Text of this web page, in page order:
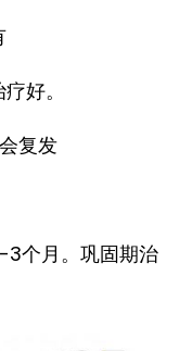
好。
复发
3个月。巩固期治